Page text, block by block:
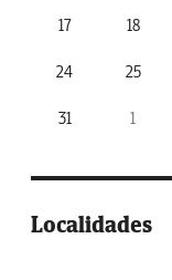
17 18
24 25
31 1
Localidades